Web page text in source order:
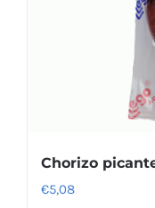
Chorizo
€5,08